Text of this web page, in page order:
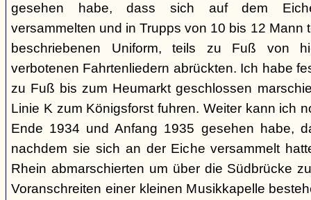
gesehen habe, dass sich auf dem
versammelten und in Trupps von 10 bis 12 Mann
beschriebenen Uniform, teils zu Fuß von
verbotenen Fahrtenliedern abrückten. Ich habe
zu Fuß bis zum Heumarkt geschlossen
Linie K zum Königsforst fuhren. Weiter kann ich
Ende 1934 und Anfang 1935 gesehen habe,
nachdem sie sich an der Eiche versammelt
Rhein abmarschierten um über die Südbrücke
Voranschreiten einer kleinen Musikkapelle